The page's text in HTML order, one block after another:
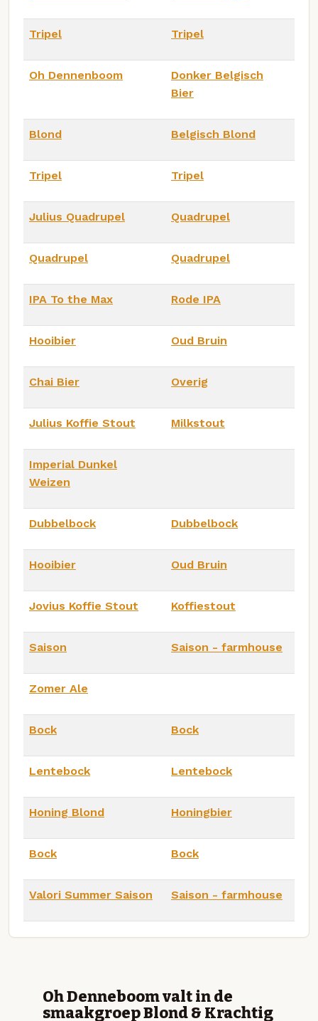
Tripel Tripel
Oh Dennenboom
Donker Belgisch
Bier
Blond Belgisch Blond
Tripel Tripel
Julius Quadrupel Quadrupel
Quadrupel Quadrupel
IPA To the Max Rode IPA
Hooibier Oud Bruin
Chai Bier Overig
Julius Koffie Stout Milkstout
Imperial Dunkel
Weizen
Dubbelbock Dubbelbock
Hooibier Oud Bruin
Jovius Koffie Stout Koffiestout
Saison Saison - farmhouse
Zomer Ale
Bock Bock
Lentebock Lentebock
Honing Blond Honingbier
Bock Bock
Valori Summer Saison Saison - farmhouse
Oh Denneboom valt in de
smaakgroep Blond & Krachtig